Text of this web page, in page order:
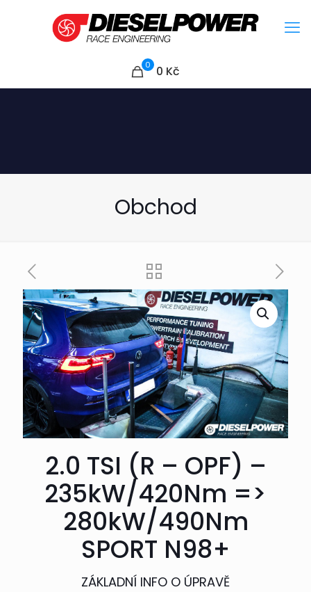
0 0 Kč
Obchod
2.0 TSI (R – OPF) –
235kW/420Nm =>
280kW/490Nm
SPORT N98+
ZÁKLADNÍ INFO O ÚPRAVĚ